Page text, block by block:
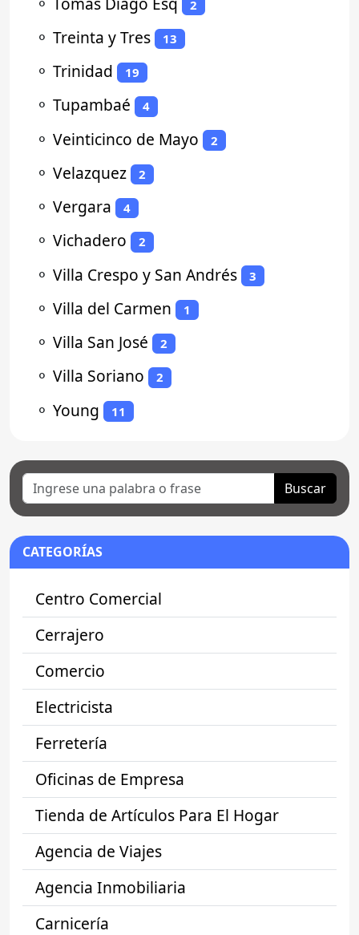
2
⚬ Treinta y Tres 13
⚬ Trinidad 19
⚬ Tupambaé 4
⚬ Veinticinco de Mayo 2
⚬ Velazquez 2
⚬ Vergara 4
⚬ Vichadero 2
⚬ Villa Crespo y San Andrés 3
⚬ Villa del Carmen 1
⚬ Villa San José 2
⚬ Villa Soriano 2
⚬ Young 11
Buscar
CATEGORÍAS
Centro Comercial
Cerrajero
Comercio
Electricista
Ferretería
Oficinas de Empresa
Tienda de Artículos Para El Hogar
Agencia de Viajes
Agencia Inmobiliaria
Carnicería